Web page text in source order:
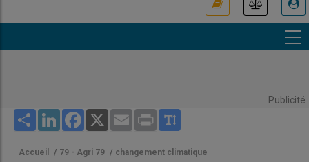
Publicité
Share LinkedInFacebook
X Email Print
Accueil / 79 - Agri 79 / changement climatique